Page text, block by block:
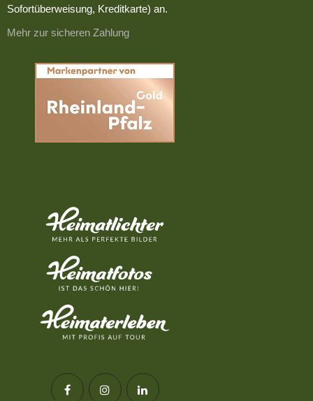
Sofortüberweisung, Kreditkarte) an.
Mehr zur sicheren Zahlung